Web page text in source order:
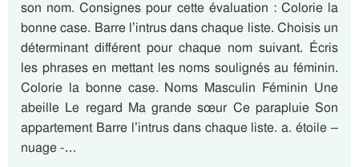
son nom. Consignes pour cette évaluation : Colorie la
bonne case. Barre l’intrus dans chaque liste. Choisis un
déterminant différent pour chaque nom suivant. Écris
les phrases en mettant les noms soulignés au féminin.
Colorie la bonne case. Noms Masculin Féminin Une
abeille Le regard Ma grande sœur Ce parapluie Son
appartement Barre l’intrus dans chaque liste. a. étoile –
nuage -…